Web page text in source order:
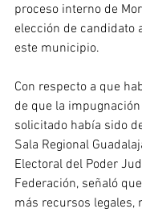
proceso interno de
elección de candidato
este municipio.
Con respecto a que
de que la
solicitado había sido
Sala Regional
Electoral del Poder
Federación, señaló
más recursos legales,